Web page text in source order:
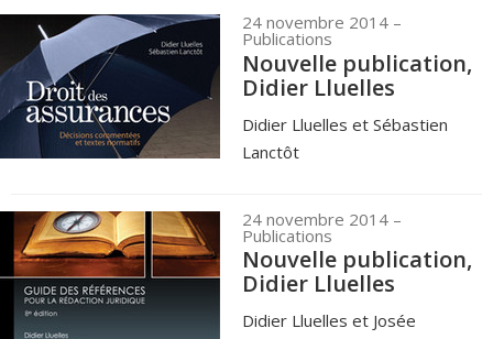
24 novembre 2014 –
Publications
Nouvelle publication,
Didier Lluelles
Didier Lluelles et Sébastien
Lanctôt
24 novembre 2014 –
Publications
Nouvelle publication,
Didier Lluelles
Didier Lluelles et Josée